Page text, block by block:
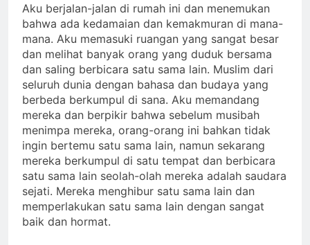
Aku berjalan-jalan di rumah ini dan menemukan
bahwa ada kedamaian dan kemakmuran di mana-
mana. Aku memasuki ruangan yang sangat besar
dan melihat banyak orang yang duduk bersama
dan saling berbicara satu sama lain. Muslim dari
seluruh dunia dengan bahasa dan budaya yang
berbeda berkumpul di sana. Aku memandang
mereka dan berpikir bahwa sebelum musibah
menimpa mereka, orang-orang ini bahkan tidak
ingin bertemu satu sama lain, namun sekarang
mereka berkumpul di satu tempat dan berbicara
satu sama lain seolah-olah mereka adalah saudara
sejati. Mereka menghibur satu sama lain dan
memperlakukan satu sama lain dengan sangat
baik dan hormat.